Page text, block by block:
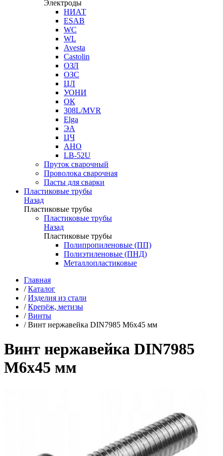
Электроды
НИАТ
ESAB
WC
WL
Avesta
Castolin
ОЗЛ
ОЗС
ЦЛ
УОНИ
ОК
308L/MVR
Elga
ЭА
ЦЧ
АНО
LB-52U
Пруток сварочный
Проволока сварочная
Пасты для сварки
Пластиковые трубы
Назад
Пластиковые трубы
Пластиковые трубы
Назад
Пластиковые трубы
Полипропиленовые (ПП)
Полиэтиленовые (ПНД)
Металлопластиковые
Главная
/ Каталог
/ Изделия из стали
/ Крепёж, метизы
/ Винты
/ Винт нержавейка DIN7985 М6х45 мм
Винт нержавейка DIN7985
М6х45 мм